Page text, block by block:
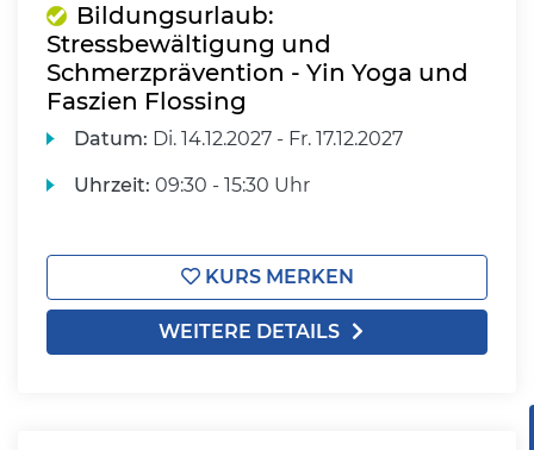
Bildungsurlaub:
Stressbewältigung und
Schmerzprävention - Yin Yoga und
Faszien Flossing
Datum: Di. 14.12.2027 - Fr. 17.12.2027
Uhrzeit: 09:30 - 15:30 Uhr
KURS MERKEN
WEITERE DETAILS